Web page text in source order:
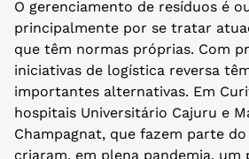
O gerenciamento de resíduos é
principalmente por se tratar
que têm normas próprias. Com
iniciativas de logística reversa
importantes alternativas. Em
hospitais Universitário Cajuru e
Champagnat, que fazem parte
criaram, em plena pandemia, um